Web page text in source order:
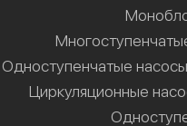
Одноступенчатые
Циркуляционные